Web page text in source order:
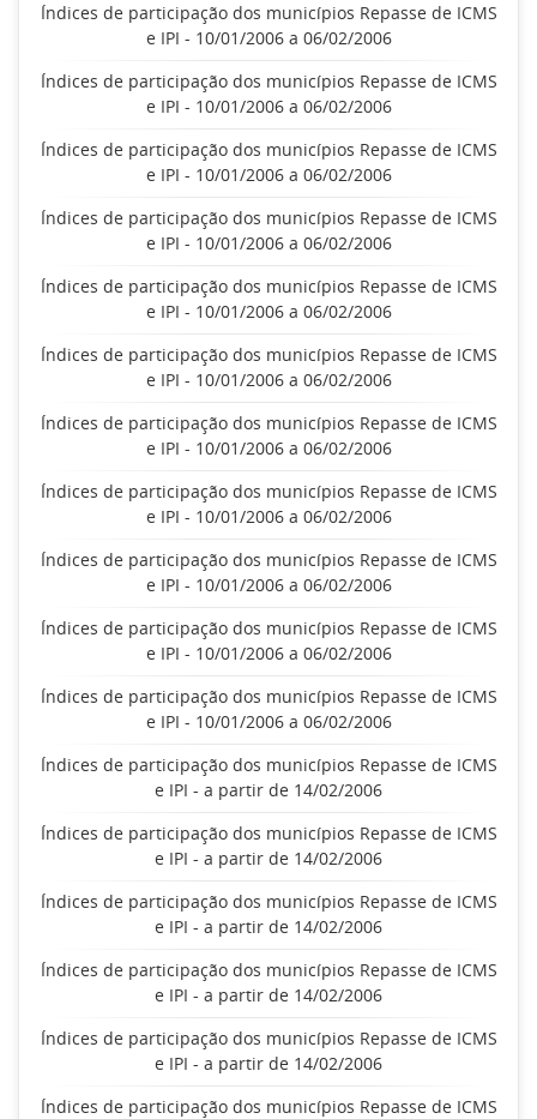
Índices de participação dos municípios Repasse de ICMS
e IPI - 10/01/2006 a 06/02/2006
Índices de participação dos municípios Repasse de ICMS
e IPI - 10/01/2006 a 06/02/2006
Índices de participação dos municípios Repasse de ICMS
e IPI - 10/01/2006 a 06/02/2006
Índices de participação dos municípios Repasse de ICMS
e IPI - 10/01/2006 a 06/02/2006
Índices de participação dos municípios Repasse de ICMS
e IPI - 10/01/2006 a 06/02/2006
Índices de participação dos municípios Repasse de ICMS
e IPI - 10/01/2006 a 06/02/2006
Índices de participação dos municípios Repasse de ICMS
e IPI - 10/01/2006 a 06/02/2006
Índices de participação dos municípios Repasse de ICMS
e IPI - 10/01/2006 a 06/02/2006
Índices de participação dos municípios Repasse de ICMS
e IPI - 10/01/2006 a 06/02/2006
Índices de participação dos municípios Repasse de ICMS
e IPI - 10/01/2006 a 06/02/2006
Índices de participação dos municípios Repasse de ICMS
e IPI - 10/01/2006 a 06/02/2006
Índices de participação dos municípios Repasse de ICMS
e IPI - a partir de 14/02/2006
Índices de participação dos municípios Repasse de ICMS
e IPI - a partir de 14/02/2006
Índices de participação dos municípios Repasse de ICMS
e IPI - a partir de 14/02/2006
Índices de participação dos municípios Repasse de ICMS
e IPI - a partir de 14/02/2006
Índices de participação dos municípios Repasse de ICMS
e IPI - a partir de 14/02/2006
Índices de participação dos municípios Repasse de ICMS